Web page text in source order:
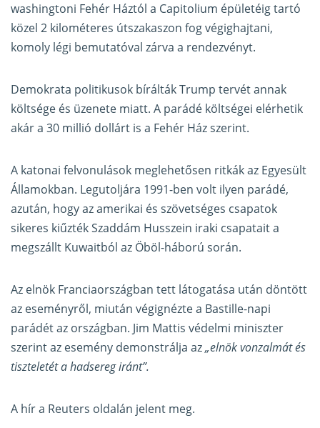
washingtoni Fehér Háztól a Capitolium épületéig tartó
közel 2 kilométeres útszakaszon fog végighajtani,
komoly légi bemutatóval zárva a rendezvényt.
Demokrata politikusok bírálták Trump tervét annak
költsége és üzenete miatt. A parádé költségei elérhetik
akár a 30 millió dollárt is a Fehér Ház szerint.
A katonai felvonulások meglehetősen ritkák az Egyesült
Államokban. Legutoljára 1991-ben volt ilyen parádé,
azután, hogy az amerikai és szövetséges csapatok
sikeres kiűzték Szaddám Husszein iraki csapatait a
megszállt Kuwaitból az Öböl-háború során.
Az elnök Franciaországban tett látogatása után döntött
az eseményről, miután végignézte a Bastille-napi
parádét az országban. Jim Mattis védelmi miniszter
szerint az esemény demonstrálja az„elnök vonzalmát és
tiszteletét a hadsereg iránt”.
A híra Reuters oldalán jelent meg.